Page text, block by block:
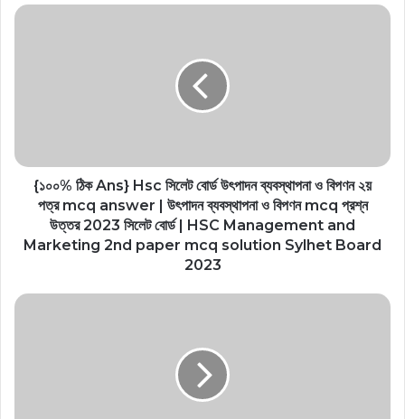
{১০০% ঠিক Ans} Hsc সিলেট বোর্ড উৎপাদন ব্যবস্থাপনা ও বিপণন ২য়
পত্র mcq answer | উৎপাদন ব্যবস্থাপনা ও বিপণন mcq প্রশ্ন
উত্তর 2023 সিলেট বোর্ড | HSC Management and
Marketing 2nd paper mcq solution Sylhet Board
2023